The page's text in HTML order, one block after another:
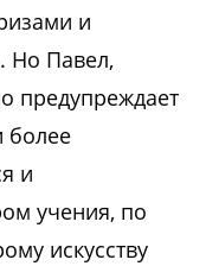
и
Но Павел,
предупреждает
более
и
учения, по
искусству